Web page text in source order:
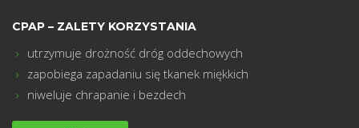
CPAP – ZALETY KORZYSTANIA
utrzymuje drożność dróg oddechowych
zapobiega zapadaniu się tkanek miękkich
niweluje chrapanie i bezdech